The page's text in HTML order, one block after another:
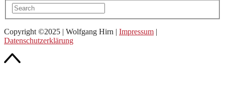
Copyright ©2025 | Wolfgang Hirn | Impressum |
Datenschutzerklärung